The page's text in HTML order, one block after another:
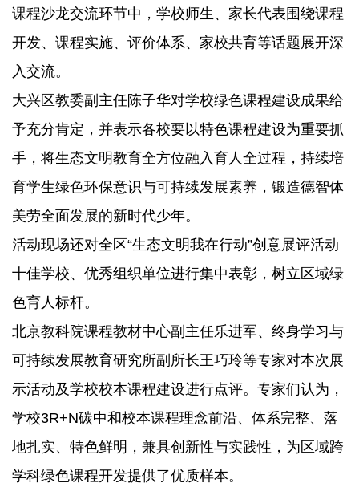
课程沙龙交流环节中，学校师生、家长代表围绕课程
开发、课程实施、评价体系、家校共育等话题展开深
入交流。
大兴区教委副主任陈子华对学校绿色课程建设成果给
予充分肯定，并表示各校要以特色课程建设为重要抓
手，将生态文明教育全方位融入育人全过程，持续培
育学生绿色环保意识与可持续发展素养，锻造德智体
美劳全面发展的新时代少年。
活动现场还对全区“生态文明我在行动”创意展评活动
十佳学校、优秀组织单位进行集中表彰，树立区域绿
色育人标杆。
北京教科院课程教材中心副主任乐进军、终身学习与
可持续发展教育研究所副所长王巧玲等专家对本次展
示活动及学校校本课程建设进行点评。专家们认为，
学校3R+N碳中和校本课程理念前沿、体系完整、落
地扎实、特色鲜明，兼具创新性与实践性，为区域跨
学科绿色课程开发提供了优质样本。